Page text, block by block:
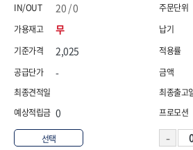
선택
무
2,025
-
0
20 / 0